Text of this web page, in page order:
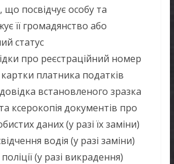
посвідчує особу та
її громадянство або
статус
про реєстраційний номер
картки платника податків
встановленого зразка
ксерокопія документів про
даних (у разі їх заміни)
водія (у разі заміни)
(у разі викрадення)